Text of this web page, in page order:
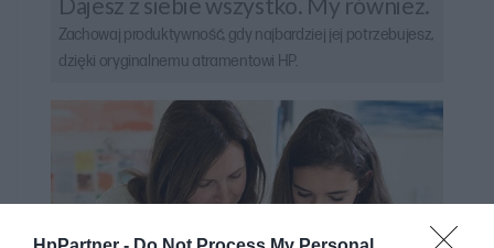
Zachowaj produktywność, gdy najbardziej jej potrzebujesz,
dzięki oryginalnemu atramentowi HP.